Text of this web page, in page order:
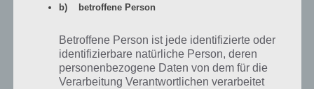
auf. Im Screenshot unten steigen wir in der Melodie gleich von Stufe
b) betroffene Person
Betroffene Person ist jede identifizierte oder
identifizierbare natürliche Person, deren
personenbezogene Daten von dem für die
Verarbeitung Verantwortlichen verarbeitet